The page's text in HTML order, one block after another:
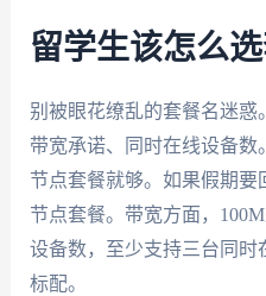
留学生该怎么
别被眼花缭乱的套餐名迷惑
带宽承诺、同时在线设备数
节点套餐就够。如果假期
节点套餐。带宽方面，
设备数，至少支持三台同时
标配。